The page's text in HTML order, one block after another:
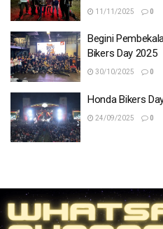
11/11/2025 0
Begini
Bikers Day 2025
30/10/2025 0
Honda Bikers
24/09/2025 0